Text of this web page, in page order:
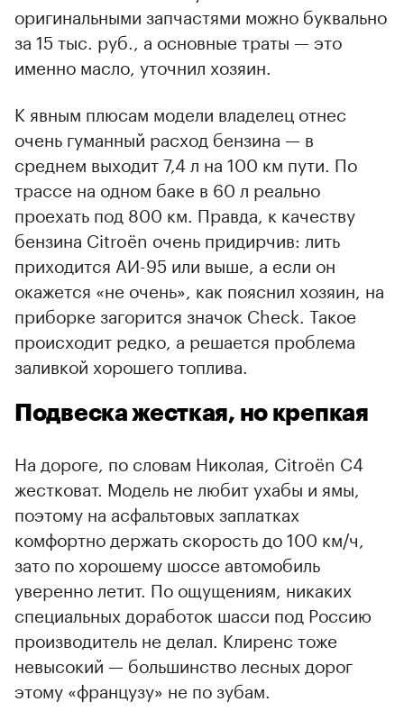
оригинальными запчастями можно буквально
за 15 тыс. руб., а основные траты — это
именно масло, уточнил хозяин.
К явным плюсам модели владелец отнес
очень гуманный расход бензина — в
среднем выходит 7,4 л на 100 км пути. По
трассе на одном баке в 60 л реально
проехать под 800 км. Правда, к качеству
бензина Citroёn очень придирчив: лить
приходится АИ-95 или выше, а если он
окажется «не очень», как пояснил хозяин, на
приборке загорится значок Check. Такое
происходит редко, а решается проблема
заливкой хорошего топлива.
Подвеска жесткая, но крепкая
На дороге, по словам Николая, Citroёn С4
жестковат. Модель не любит ухабы и ямы,
поэтому на асфальтовых заплатках
комфортно держать скорость до 100 км/ч,
зато по хорошему шоссе автомобиль
уверенно летит. По ощущениям, никаких
специальных доработок шасси под Россию
производитель не делал. Клиренс тоже
невысокий — большинство лесных дорог
этому «французу» не по зубам.